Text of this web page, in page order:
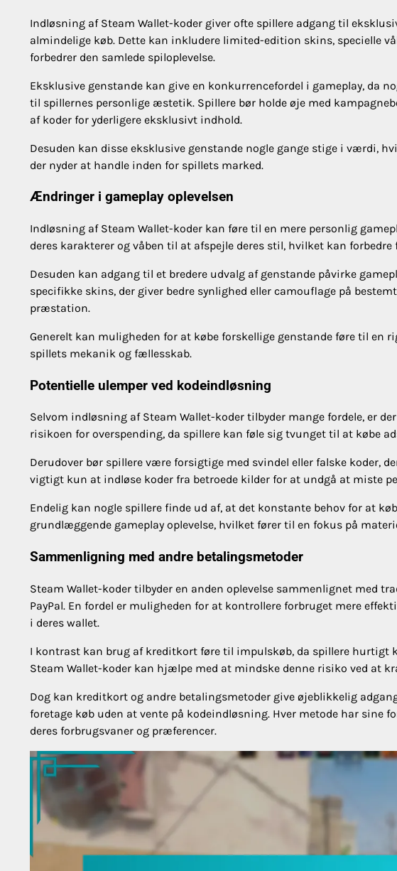
Indløsning af Steam Wallet-koder giver ofte spillere adgang til
almindelige køb. Dette kan inkludere limited-edition skins, specielle
forbedrer den samlede spiloplevelse.
Eksklusive genstande kan give en konkurrencefordel i gameplay, da
til spillernes personlige æstetik. Spillere bør holde øje med
af koder for yderligere eksklusivt indhold.
Desuden kan disse eksklusive genstande nogle gange stige i værdi,
der nyder at handle inden for spillets marked.
Ændringer i gameplay oplevelsen
Indløsning af Steam Wallet-koder kan føre til en mere personlig
deres karakterer og våben til at afspejle deres stil, hvilket kan forbedre
Desuden kan adgang til et bredere udvalg af genstande påvirke
specifikke skins, der giver bedre synlighed eller camouflage på
præstation.
Generelt kan muligheden for at købe forskellige genstande føre til en
spillets mekanik og fællesskab.
Potentielle ulemper ved kodeindløsning
Selvom indløsning af Steam Wallet-koder tilbyder mange fordele, er
risikoen for overspending, da spillere kan føle sig tvunget til at købe
Derudover bør spillere være forsigtige med svindel eller falske koder,
vigtigt kun at indløse koder fra betroede kilder for at undgå at miste
Endelig kan nogle spillere finde ud af, at det konstante behov for at
grundlæggende gameplay oplevelse, hvilket fører til en fokus på
Sammenligning med andre betalingsmetoder
Steam Wallet-koder tilbyder en anden oplevelse sammenlignet med
PayPal. En fordel er muligheden for at kontrollere forbruget mere
i deres wallet.
I kontrast kan brug af kreditkort føre til impulskøb, da spillere hurtigt
Steam Wallet-koder kan hjælpe med at mindske denne risiko ved at
Dog kan kreditkort og andre betalingsmetoder give øjeblikkelig
foretage køb uden at vente på kodeindløsning. Hver metode har sine
deres forbrugsvaner og præferencer.